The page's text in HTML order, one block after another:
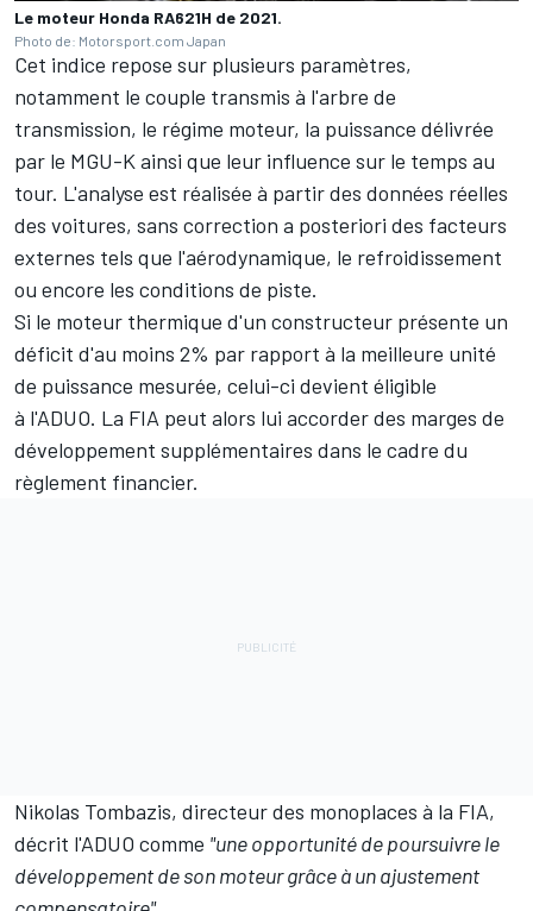
Le moteur Honda RA621H de 2021.
Photo de: Motorsport.com Japan
Cet indice repose sur plusieurs paramètres,
notamment le couple transmis à l'arbre de
transmission, le régime moteur, la puissance délivrée
par le MGU-K ainsi que leur influence sur le temps au
tour. L'analyse est réalisée à partir des données réelles
des voitures, sans correction a posteriori des facteurs
externes tels que l'aérodynamique, le refroidissement
ou encore les conditions de piste.
Si le moteur thermique d'un constructeur présente un
déficit d'au moins 2% par rapport à la meilleure unité
de puissance mesurée, celui-ci devient éligible
à l'ADUO. La FIA peut alors lui accorder des marges de
développement supplémentaires dans le cadre du
règlement financier.
Nikolas Tombazis, directeur des monoplaces à la FIA,
décrit l'ADUO comme "une opportunité de poursuivre le
développement de son moteur grâce à un ajustement